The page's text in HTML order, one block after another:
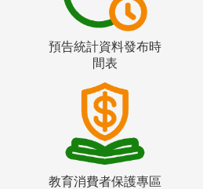
預告統計資料發布時
間表
教育消費者保護專區